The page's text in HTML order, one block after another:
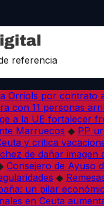
referencia
Orriols por contrato
con 11 personas
a la UE fortalecer
Marruecos ◆ PP
y critica
de dañar
Consejero de Ayuso
◆
un pilar
en Ceuta